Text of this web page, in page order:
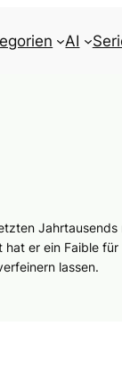
AI
Jahrtausends
er ein Faible für
lassen.